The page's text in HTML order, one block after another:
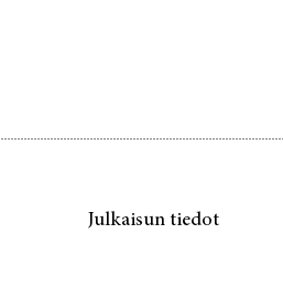
Julkaisun tiedot